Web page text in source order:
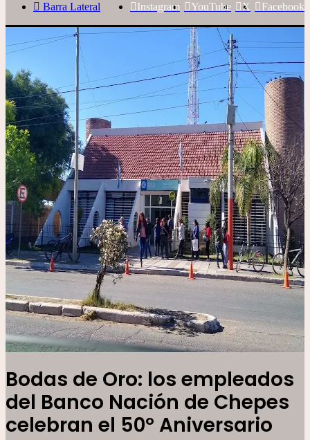
Facebook
X
YouTube
Instagram
Barra Lateral
Bodas de Oro: los empleados
del Banco Nación de Chepes
celebran el 50º Aniversario